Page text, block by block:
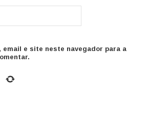
email e site neste navegador para a